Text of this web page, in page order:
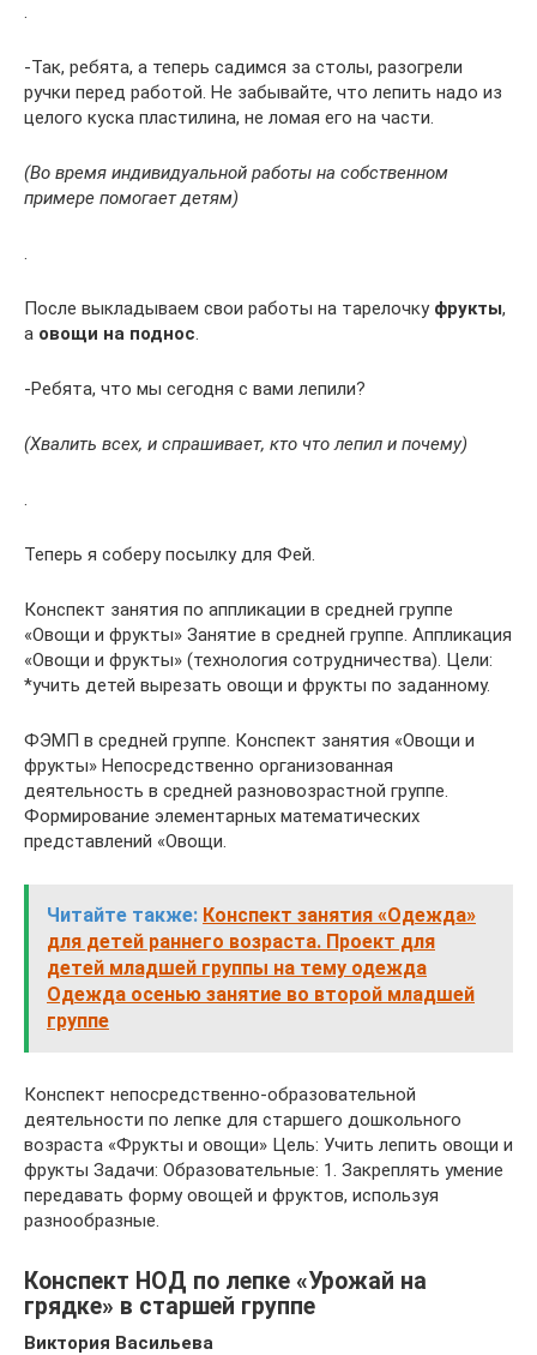
.
-Так, ребята, а теперь садимся за столы, разогрели
ручки перед работой. Не забывайте, что лепить надо из
целого куска пластилина, не ломая его на части.
(Во время индивидуальной работы на собственном
примере помогает детям)
.
После выкладываем свои работы на тарелочку фрукты,
а овощи на поднос.
-Ребята, что мы сегодня с вами лепили?
(Хвалить всех, и спрашивает, кто что лепил и почему)
.
Теперь я соберу посылку для Фей.
Конспект занятия по аппликации в средней группе
«Овощи и фрукты» Занятие в средней группе. Аппликация
«Овощи и фрукты» (технология сотрудничества). Цели:
*учить детей вырезать овощи и фрукты по заданному.
ФЭМП в средней группе. Конспект занятия «Овощи и
фрукты» Непосредственно организованная
деятельность в средней разновозрастной группе.
Формирование элементарных математических
представлений «Овощи.
Читайте также: Конспект занятия «Одежда»
для детей раннего возраста. Проект для
детей младшей группы на тему одежда
Одежда осенью занятие во второй младшей
группе
Конспект непосредственно-образовательной
деятельности по лепке для старшего дошкольного
возраста «Фрукты и овощи» Цель: Учить лепить овощи и
фрукты Задачи: Образовательные: 1. Закреплять умение
передавать форму овощей и фруктов, используя
разнообразные.
Конспект НОД по лепке «Урожай на
грядке» в старшей группе
Виктория Васильева